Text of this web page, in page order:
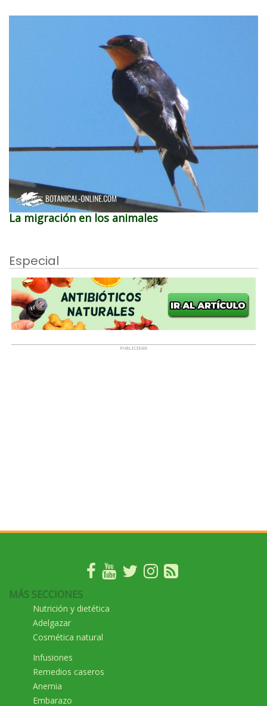
La migración en los animales
Especial
MÁS SECCIONES
Nutrición y dietética
Adelgazar
Cosmética natural
Infusiones
Remedios caseros
Anemia
Embarazo